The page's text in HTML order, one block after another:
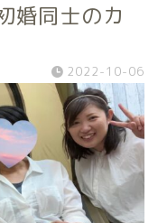
婚同士のカ
2022-10-06